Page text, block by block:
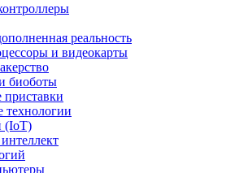
реальность
и видеокарты
биоботы
(IoT)